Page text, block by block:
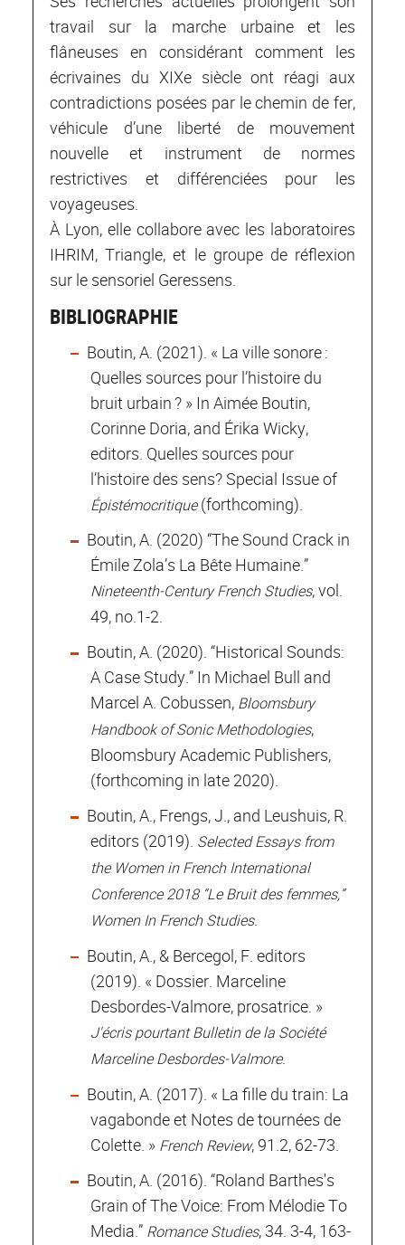
travail sur la marche urbaine et les
flâneuses en considérant comment les
écrivaines du XIXe siècle ont réagi aux
contradictions posées par le chemin de fer,
véhicule d’une liberté de mouvement
nouvelle et instrument de normes
restrictives et différenciées pour les
voyageuses.
À Lyon, elle collabore avec les laboratoires
IHRIM, Triangle, et le groupe de réflexion
sur le sensoriel Geressens.
BIBLIOGRAPHIE
Boutin, A. (2021). « La ville sonore :
Quelles sources pour l’histoire du
bruit urbain ? » In Aimée Boutin,
Corinne Doria, and Érika Wicky,
editors. Quelles sources pour
l’histoire des sens? Special Issue of
Épistémocritique(forthcoming).
Boutin, A. (2020) “The Sound Crack in
Émile Zola’s La Bête Humaine.”
Nineteenth-Century French Studies, vol.
49, no.1-2.
Boutin, A. (2020). “Historical Sounds:
A Case Study.” In Michael Bull and
Marcel A. Cobussen, Bloomsbury
Handbook of Sonic Methodologies,
Bloomsbury Academic Publishers,
(forthcoming in late 2020).
Boutin, A., Frengs, J., and Leushuis, R.
editors (2019). Selected Essays from
the Women in French International
Conference 2018 “Le Bruit des femmes,”
Women In French Studies.
Boutin, A., & Bercegol, F. editors
(2019). « Dossier. Marceline
Desbordes-Valmore, prosatrice. »
J'écris pourtant Bulletin de la Société
Marceline Desbordes-Valmore.
Boutin, A. (2017). « La fille du train: La
vagabonde et Notes de tournées de
Colette. » French Review, 91.2, 62-73.
Boutin, A. (2016). “Roland Barthes's
Grain of The Voice: From Mélodie To
Media.” Romance Studies, 34. 3-4, 163-